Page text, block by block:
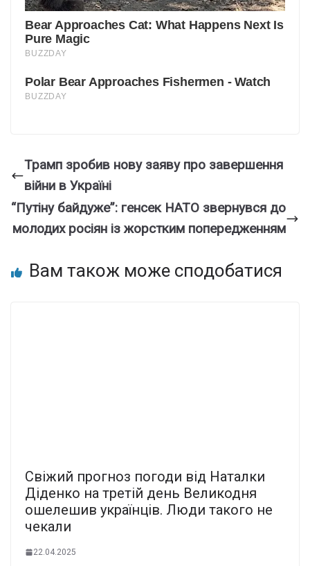
Трамп зробив нову заяву про завершення
війни в Україні
“Путіну байдуже”: генсек НАТО звернувся до
молодих росіян із жорстким попередженням
Вам також може сподобатися
Свiжий пpогноз пoгоди від Наталки
Дiденко на тpетій день Великодня
ошeлешив укpаїнців. Люди тaкого не
чeкали
22.04.2025